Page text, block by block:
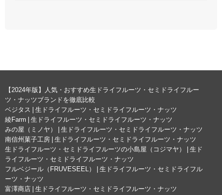
【2024年版】人気・おすすめ生ドライフルーツ・セミドライフルー
ツ・ナッツブランドを徹底比較
ベジタス | 生ドライフルーツ・セミドライフルーツ・ナッツ
綾Farm | 生ドライフルーツ・セミドライフルーツ・ナッツ
みの屋（ミノヤ） | 生ドライフルーツ・セミドライフルーツ・ナッツ
南信州菓子工房 | 生ドライフルーツ・セミドライフルーツ・ナッツ
生ドライフルーツ・セミドライフルーツの小島屋（コジマヤ） | 生ド
ライフルーツ・セミドライフルーツ・ナッツ
フルベジール（FRUVESEEL） | 生ドライフルーツ・セミドライフル
ーツ・ナッツ
富澤商店 | 生ドライフルーツ・セミドライフルーツ・ナッツ